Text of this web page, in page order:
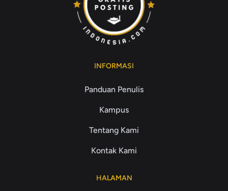
INFORMASI
Panduan Penulis
Kampus
Tentang Kami
Kontak Kami
HALAMAN